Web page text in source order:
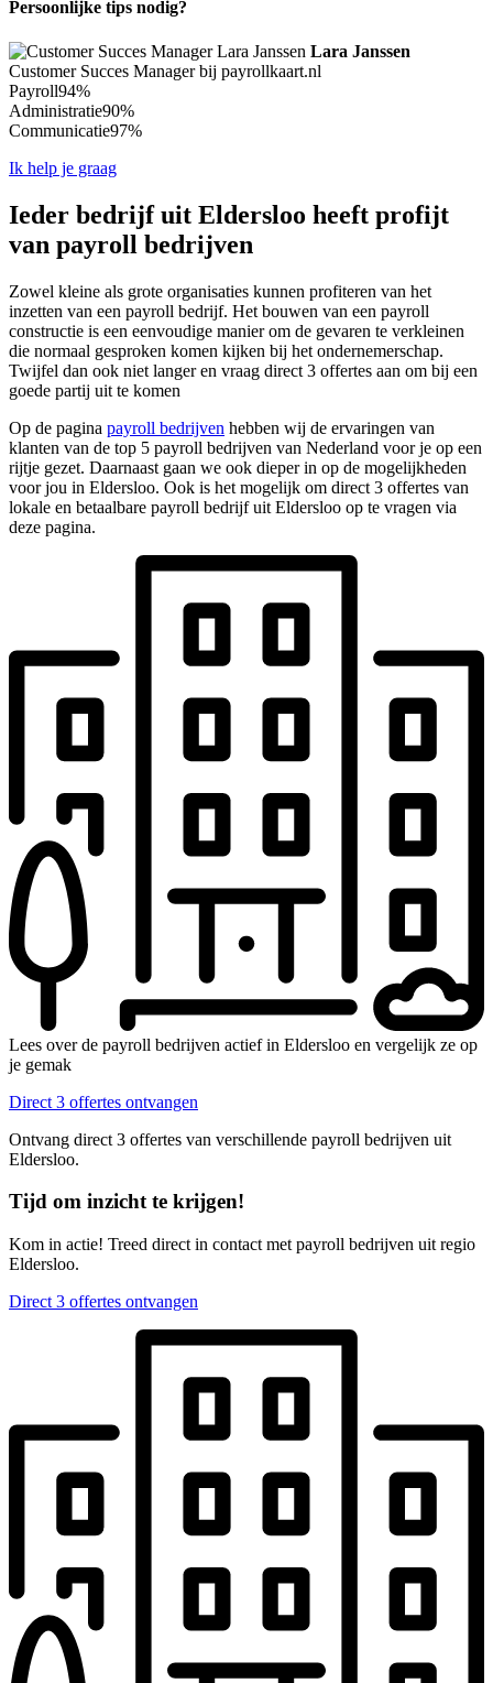
Persoonlijke tips nodig?
Lara Janssen
Customer Succes Manager bij payrollkaart.nl
Payroll94%
Administratie90%
Communicatie97%
Ik help je graag
Ieder bedrijf uit Eldersloo heeft profijt
van payroll bedrijven
Zowel kleine als grote organisaties kunnen profiteren van het
inzetten van een payroll bedrijf. Het bouwen van een payroll
constructie is een eenvoudige manier om de gevaren te verkleinen
die normaal gesproken komen kijken bij het ondernemerschap.
Twijfel dan ook niet langer en vraag direct 3 offertes aan om bij een
goede partij uit te komen
Op de pagina payroll bedrijven hebben wij de ervaringen van
klanten van de top 5 payroll bedrijven van Nederland voor je op een
rijtje gezet. Daarnaast gaan we ook dieper in op de mogelijkheden
voor jou in Eldersloo. Ook is het mogelijk om direct 3 offertes van
lokale en betaalbare payroll bedrijf uit Eldersloo op te vragen via
deze pagina.
Lees over de payroll bedrijven actief in Eldersloo en vergelijk ze op
je gemak
Direct 3 offertes ontvangen
Ontvang direct 3 offertes van verschillende payroll bedrijven uit
Eldersloo.
Tijd om inzicht te krijgen!
Kom in actie! Treed direct in contact met payroll bedrijven uit regio
Eldersloo.
Direct 3 offertes ontvangen